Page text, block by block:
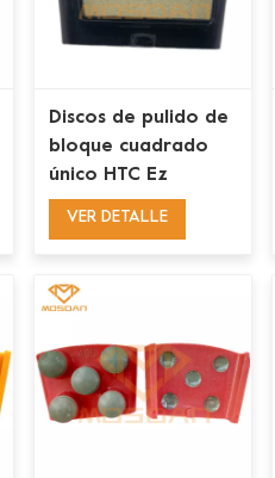
Discos de pulido de
bloque cuadrado
único HTC Ez
Change Transitional
VER DETALLE